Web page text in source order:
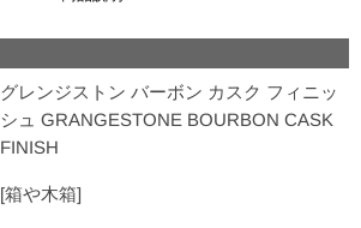
グレンジストン バーボン カスク フィニッ
シュ GRANGESTONE BOURBON CASK
FINISH
[箱や木箱]